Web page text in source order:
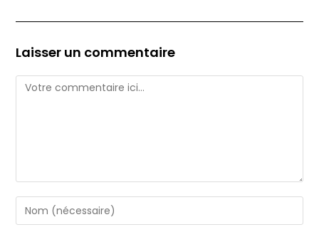
Laisser un commentaire
Comment
Enter
your